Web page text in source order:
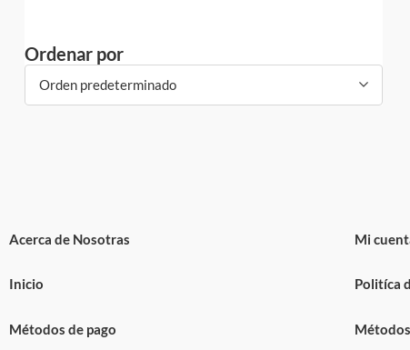
Ordenar por
Orden predeterminado
Acerca de Nosotras
Inicio
Métodos de pago
Mi
Politíca